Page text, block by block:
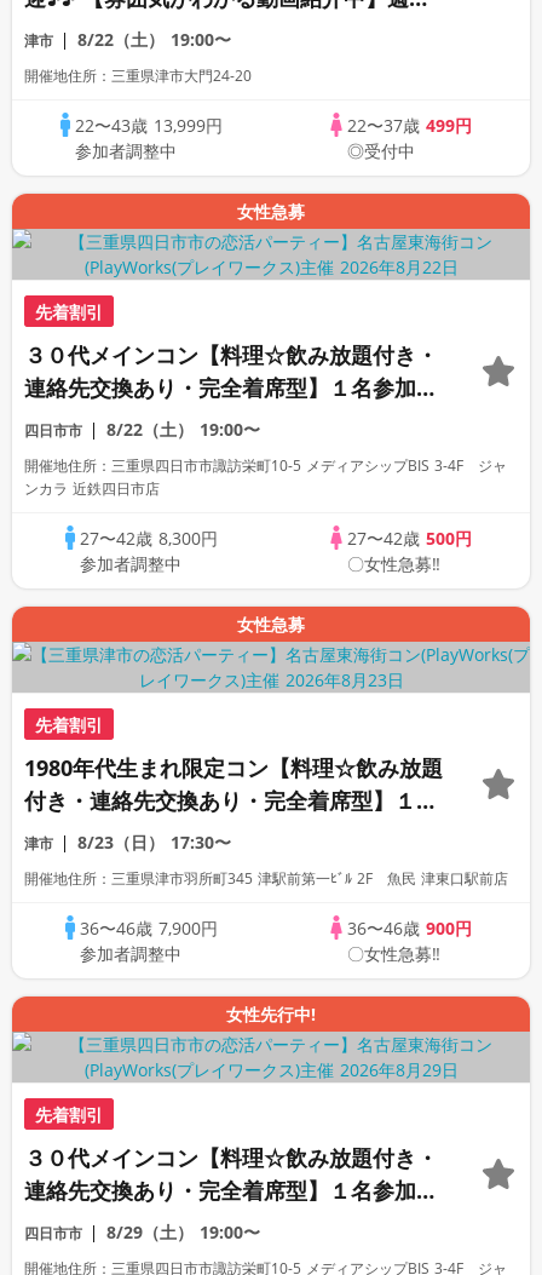
プレミアム街コン
津市 8/22（土） 19:00〜
開催地住所：三重県津市大門24-20
22〜43歳 13,999円
参加者調整中
22〜37歳 499円
◎受付中
女性急募
先着割引
３０代メインコン【料理☆飲み放題付き・
連絡先交換あり・完全着席型】１名参加多
数・初参加も大歓迎☆
四日市市 8/22（土） 19:00〜
開催地住所：三重県四日市市諏訪栄町10-5 メディアシップBIS 3-4F ジャ
ンカラ 近鉄四日市店
27〜42歳 8,300円
参加者調整中
27〜42歳 500円
〇女性急募‼
女性急募
先着割引
1980年代生まれ限定コン【料理☆飲み放題
付き・連絡先交換あり・完全着席型】１名
参加多数・初参加も大歓迎☆
津市 8/23（日） 17:30〜
開催地住所：三重県津市羽所町345 津駅前第一ﾋﾞﾙ 2F 魚民 津東口駅前店
36〜46歳 7,900円
参加者調整中
36〜46歳 900円
〇女性急募‼
女性先行中!
先着割引
３０代メインコン【料理☆飲み放題付き・
連絡先交換あり・完全着席型】１名参加多
数・初参加も大歓迎☆
四日市市 8/29（土） 19:00〜
開催地住所：三重県四日市市諏訪栄町10-5 メディアシップBIS 3-4F ジャ